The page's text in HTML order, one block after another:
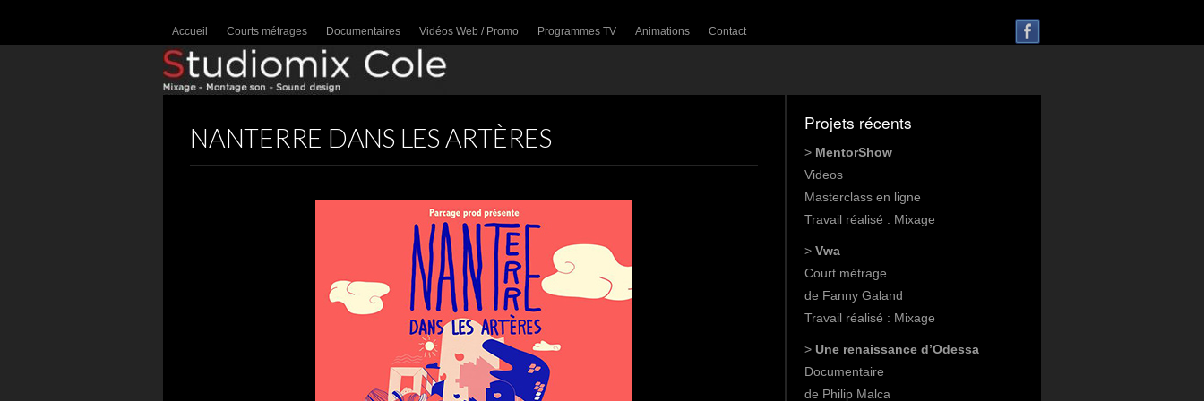
Accueil Courts métrages Documentaires Vidéos Web / Promo Programmes TV Animations Contact
NANTERRE DANS LES ARTÈRES
Projets récents
> MentorShow
Videos
Masterclass en ligne
Travail réalisé : Mixage
> Vwa
Court métrage
de Fanny Galand
Travail réalisé : Mixage
> Une renaissance d’Odessa
Documentaire
de Philip Malca